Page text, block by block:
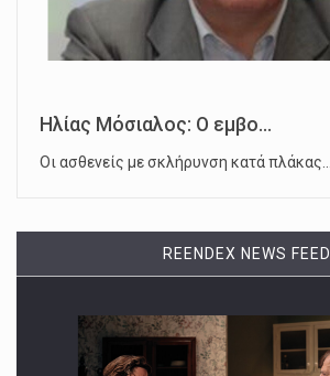
Ηλίας Μόσιαλος: Ο εμβο...
Οι ασθενείς με σκλήρυνση κατά πλάκας…
REENDEX NEWS FEED